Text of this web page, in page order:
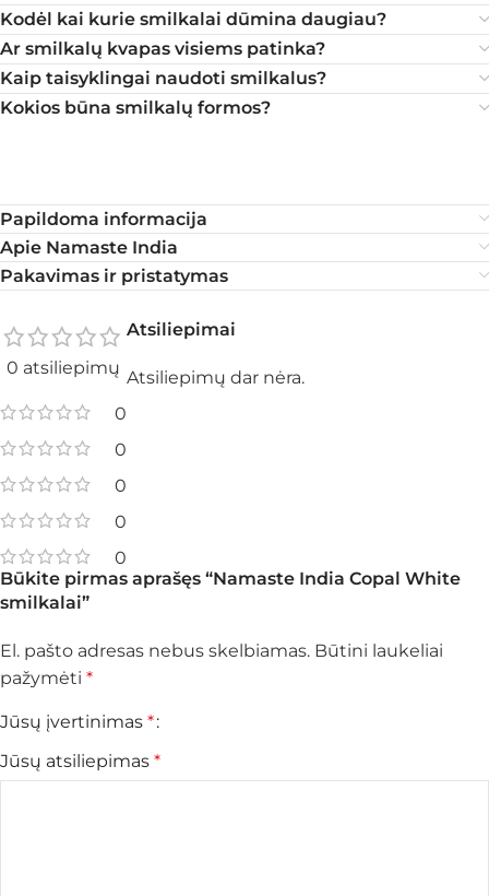
Kodėl kai kurie smilkalai dūmina daugiau?
Ar smilkalų kvapas visiems patinka?
Kaip taisyklingai naudoti smilkalus?
Kokios būna smilkalų formos?
Papildoma informacija
Apie Namaste India
Pakavimas ir pristatymas
0 atsiliepimų
0
0
0
0
0
Atsiliepimai
Atsiliepimų dar nėra.
Būkite pirmas aprašęs “Namaste India Copal White
smilkalai”
El. pašto adresas nebus skelbiamas. Būtini laukeliai
pažymėti *
Jūsų įvertinimas *
Jūsų atsiliepimas *